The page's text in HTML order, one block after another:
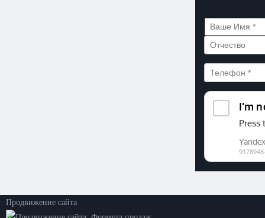
Продвижение сайта